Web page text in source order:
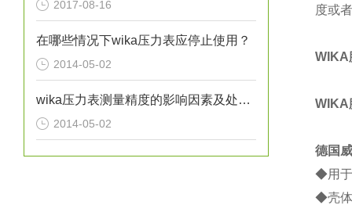
2017-08-16
在哪些情况下wika压力表应停止使用？
2014-05-02
wika压力表测量精度的影响因素及处理方法分析
2014-05-02
度或
WIKA
WIKA
德国
◆用于
◆壳体